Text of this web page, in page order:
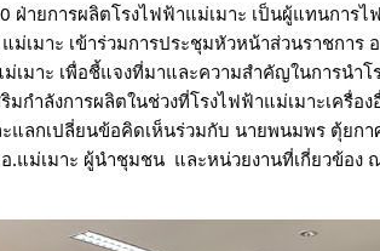
ฝ่ายการผลิตโรงไฟฟ้าแม่เมาะ เป็นผู้แทนการ
ม่เมาะ เข้าร่วมการประชุมหัวหน้าส่วนราชการ
เมาะ เพื่อชี้แจงที่มาและความสำคัญในการนำโ
มกำลังการผลิตในช่วงที่โรงไฟฟ้าแม่เมาะเครื่อ
แลกเปลี่ยนข้อคิดเห็นร่วมกับ นายพนมพร ตุ้ยกา
.แม่เมาะ ผู้นำชุมชน  และหน่วยงานที่เกี่ยวข้อง